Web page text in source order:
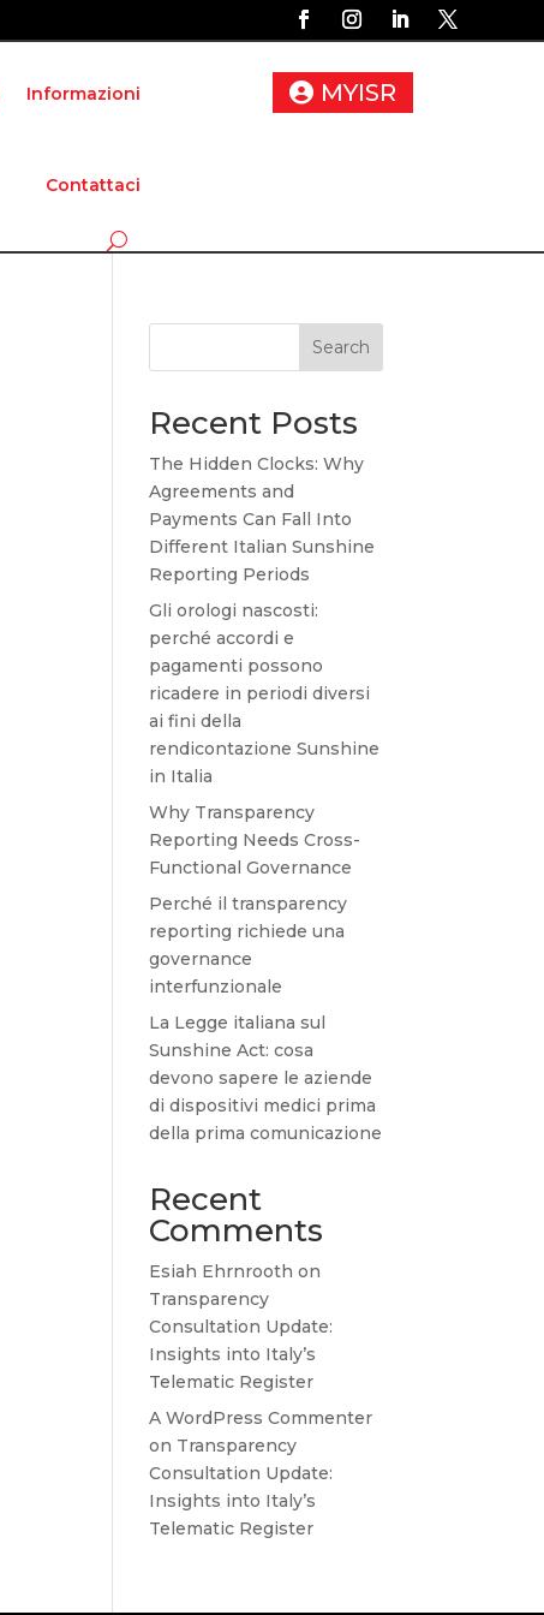
Informazioni
Contattaci
MYISR
Search
Recent Posts
The Hidden Clocks: Why
Agreements and
Payments Can Fall Into
Different Italian Sunshine
Reporting Periods
Gli orologi nascosti:
perché accordi e
pagamenti possono
ricadere in periodi diversi
ai fini della
rendicontazione Sunshine
in Italia
Why Transparency
Reporting Needs Cross-
Functional Governance
Perché il transparency
reporting richiede una
governance
interfunzionale
La Legge italiana sul
Sunshine Act: cosa
devono sapere le aziende
di dispositivi medici prima
della prima comunicazione
Recent
Comments
Esiah Ehrnrooth on
Transparency
Consultation Update:
Insights into Italy’s
Telematic Register
A WordPress Commenter
on Transparency
Consultation Update:
Insights into Italy’s
Telematic Register